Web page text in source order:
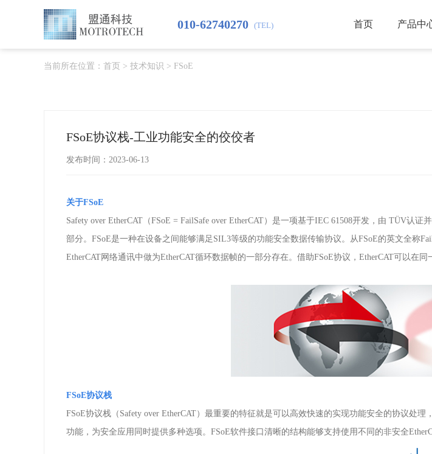
首页 产品中
010-62740270 (TEL)
当前所在位置： 首页 > 技术知识 > FSoE
FSoE协议栈-工业功能安全的佼佼者
发布时间：2023-06-13
关于FSoE
Safety over EtherCAT （FSoE = FailSafe over EtherCAT）是一项基于IEC 61508开发，由 TÜV认证
部分。 FSoE是一种在设备之间能够满足 SIL3等级的功能安全数据传输协议。从FSoE的英文全称
EtherCAT网络通讯中做为EtherCAT循环数据帧的一部分存在。借助FSoE协议， EtherCAT可以在同
FSoE协议栈
FSoE协议栈（ Safety over EtherCAT）最重要的特征就是可以高效快速的实现功能安全的协议处理
功能，为安全应用同时提供多种选项。 FSoE软件接口清晰的结构能够支持使用不同的非安全